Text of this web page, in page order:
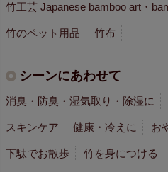
竹工芸 Japanese bamboo art・
竹のペット用品 竹布
シーンにあわせて
消臭・防臭・湿気取り・除湿に
スキンケア 健康・冷えに お
下駄でお散歩 竹を身につける